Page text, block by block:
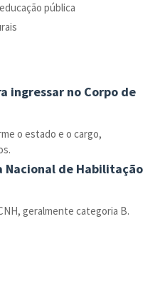
pública
ingressar no Corpo de
o estado e o cargo,
Nacional de Habilitação
geralmente categoria B.